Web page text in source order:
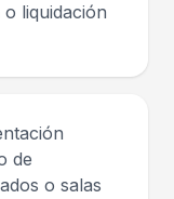
liquidación
de
o salas